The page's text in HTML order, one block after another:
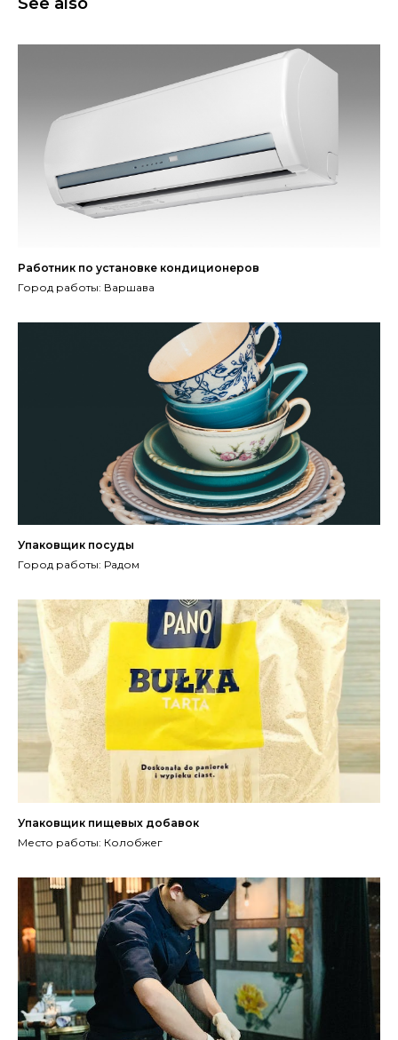
Работник по установке кондиционеров
Город работы: Варшава
Упаковщик посуды
Город работы: Радом
Упаковщик пищевых добавок
Место работы: Колобжег